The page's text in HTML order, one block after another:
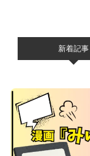
新着記事